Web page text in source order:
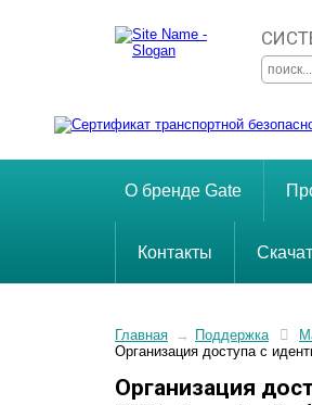
О бренде Gate
Контакты
Главная → Поддержка
Организация доступа с
Организация